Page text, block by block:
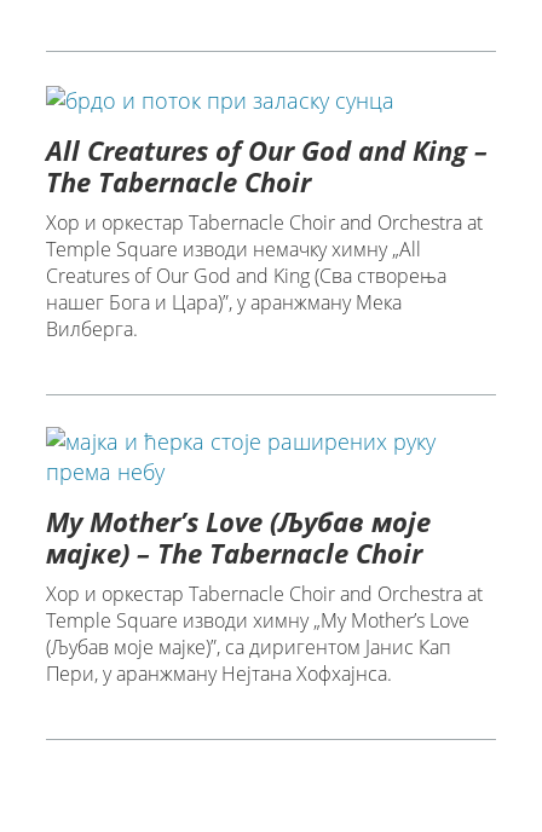
All Creatures of Our God and King –
The Tabernacle Choir
Хор и оркестар Tabernacle Choir and Orchestra at
Temple Square изводи немачку химну „All
Creatures of Our God and King (Сва створења
нашег Бога и Цара)”, у аранжману Мека
Вилберга.
My Mother’s Love (Љубав моје
мајке) – The Tabernacle Choir
Хор и оркестар Tabernacle Choir and Orchestra at
Temple Square изводи химну „My Mother’s Love
(Љубав моје мајке)”, са диригентом Јанис Кап
Пери, у аранжману Нејтана Хофхајнса.